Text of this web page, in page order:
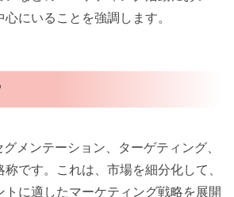
にいることを強調します。
メンテーション、ターゲティング、
です。これは、市場を細分化して、
トに適したマーケティング戦略を展開